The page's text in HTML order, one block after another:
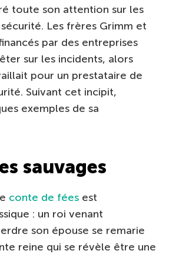
toute son attention sur les
Les frères Grimm et
par des entreprises
sur les incidents, alors
pour un prestataire de
Suivant cet incipit,
exemples de sa
sauvages
conte de fées est
: un roi venant
son épouse se remarie
reine qui se révèle être une